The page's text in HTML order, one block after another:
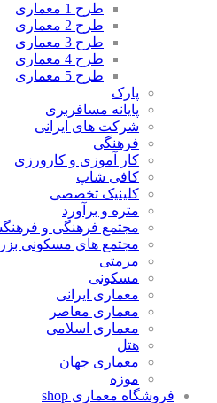
طرح 1 معماری
طرح 2 معماری
طرح 3 معماری
طرح 4 معماری
طرح 5 معماری
پارک
پایانه مسافربری
شرکت های ایرانی
فرهنگی
کار آموزی و کارورزی
کافی شاپ
کلینیک تخصصی
متره و برآورد
مجتمع فرهنگی و
مجتمع های مسکونی
مرمتی
مسکونی
معماری ایرانی
معماری معاصر
معماری اسلامی
هتل
معماری جهان
موزه
فروشگاه معماری shop